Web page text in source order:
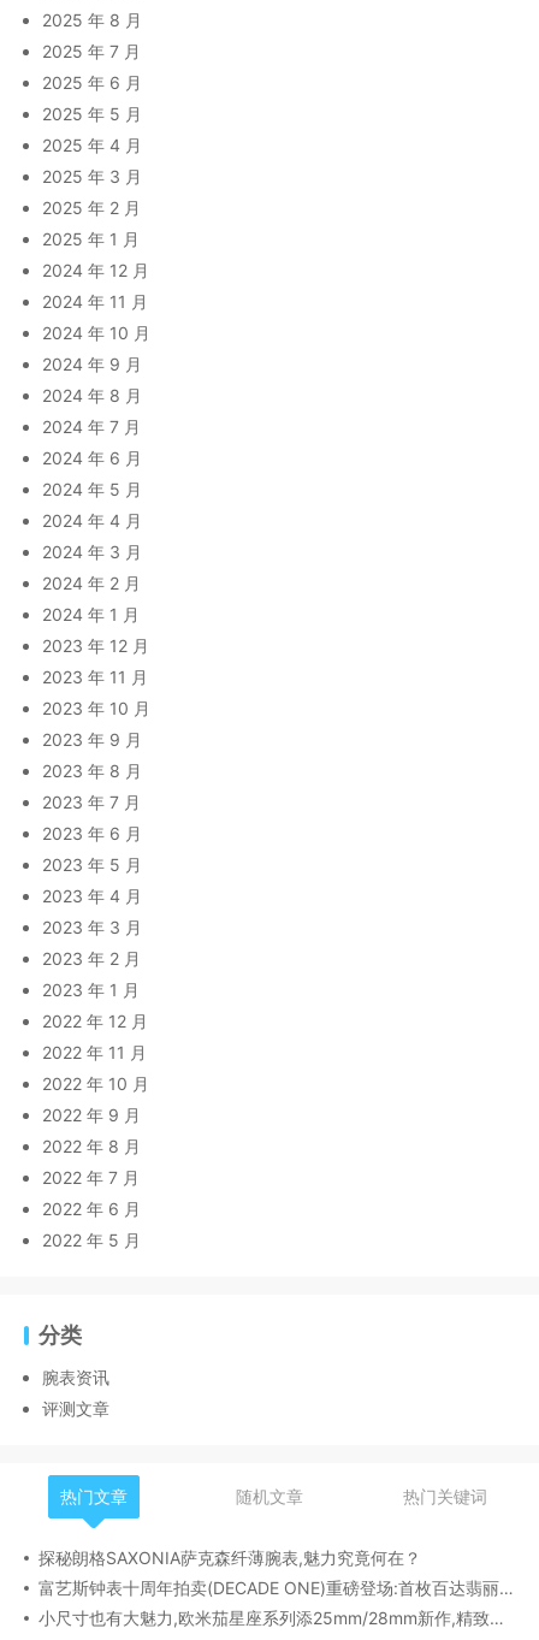
2025 年 8 月
2025 年 7 月
2025 年 6 月
2025 年 5 月
2025 年 4 月
2025 年 3 月
2025 年 2 月
2025 年 1 月
2024 年 12 月
2024 年 11 月
2024 年 10 月
2024 年 9 月
2024 年 8 月
2024 年 7 月
2024 年 6 月
2024 年 5 月
2024 年 4 月
2024 年 3 月
2024 年 2 月
2024 年 1 月
2023 年 12 月
2023 年 11 月
2023 年 10 月
2023 年 9 月
2023 年 8 月
2023 年 7 月
2023 年 6 月
2023 年 5 月
2023 年 4 月
2023 年 3 月
2023 年 2 月
2023 年 1 月
2022 年 12 月
2022 年 11 月
2022 年 10 月
2022 年 9 月
2022 年 8 月
2022 年 7 月
2022 年 6 月
2022 年 5 月
分类
腕表资讯
评测文章
热门文章 随机文章 热门关键词
探秘朗格SAXONIA萨克森纤薄腕表,魅力究竟何在？
富艺斯钟表十周年拍卖(DECADE ONE)重磅登场:首枚百达翡丽1518精钢腕表领衔呈献
小尺寸也有大魅力,欧米茄星座系列添25mm/28mm新作,精致感拉满